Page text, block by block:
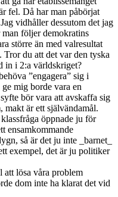
fel. Då har man påbörjat
vidhåller dessutom det jag
följer demokratins
större än med valresultat
du att det var den tyska
in i 2:a världskriget?
”engagera” sig i
mig borde vara en
bör vara att avskaffa sig
makt är ett självändamål.
öppnade ju för
ensamkommande
så är det ju inte _barnet_
exempel, det är ju politiker
att lösa våra problem
dom inte ha klarat det vid